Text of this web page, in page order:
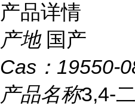
产品详情
产地 国产
Cas： 19550-
产品名称3,4-